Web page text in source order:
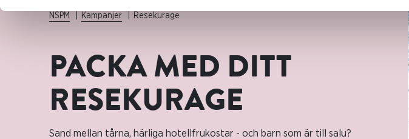
NSPM Kampanjer Resekurage
PACKA MED DITT
RESEKURAGE
Sand mellan tårna, härliga hotellfrukostar - och barn som är till salu?